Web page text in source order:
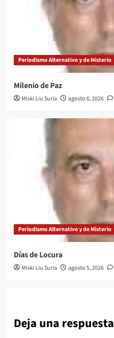
Periodismo Alternativo y de Misterio
Milenio de Paz
Miski Liu Suria agosto 6, 2026
Periodismo Alternativo y de Misterio
Días de Locura
Miski Liu Suria agosto 5, 2026
Deja una respuesta